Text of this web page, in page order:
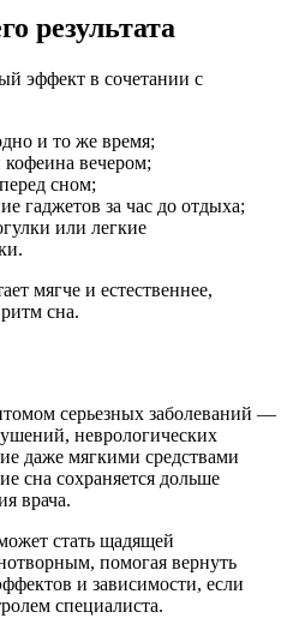
результата
эффект в сочетании с
и то же время;
кофеина вечером;
сном;
гаджетов за час до отдыха;
или легкие
мягче и естественнее,
сна.
серьезных заболеваний —
неврологических
даже мягкими средствами
сна сохраняется дольше
врача.
стать щадящей
помогая вернуть
и зависимости, если
специалиста.